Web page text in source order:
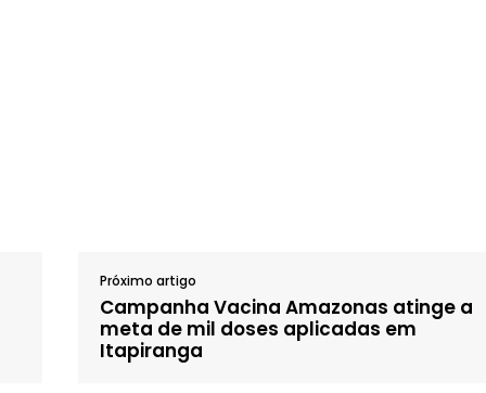
Próximo artigo
Campanha Vacina Amazonas atinge a
meta de mil doses aplicadas em
Itapiranga